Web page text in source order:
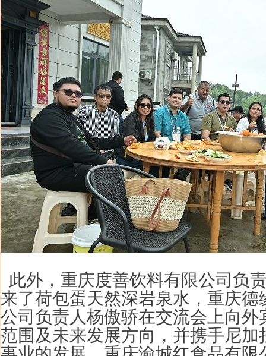
此外，重庆度善饮料有限公司 负
来了荷包蛋天然深岩泉水 ，重庆
公司负责人杨傲骄在交流会上向外
范围及未来发展方向，并携手尼加